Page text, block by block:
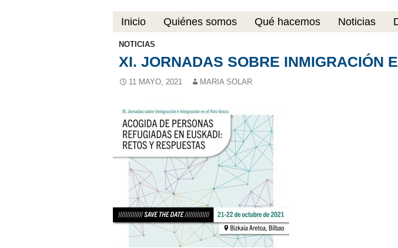
Saltar al contenido
Inicio Quiénes somos Qué hacemos Noticias
NOTICIAS
XI. JORNADAS SOBRE INMIGRACIÓN
11 MAYO, 2021 MARIA SOLAR